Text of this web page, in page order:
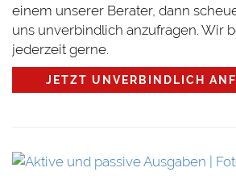
einem unserer Berater, dann
uns unverbindlich anzufragen. Wir
jederzeit gerne.
JETZT UNVERBINDLICH